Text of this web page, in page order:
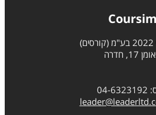
Coursim
17, חדרה